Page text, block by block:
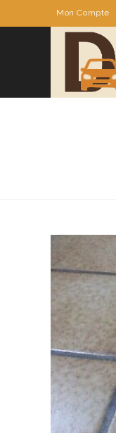
to
Mon Compte